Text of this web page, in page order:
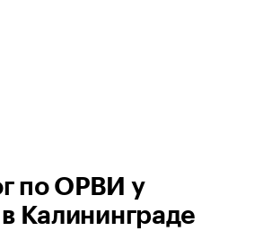
по ОРВИ у
Калининграде